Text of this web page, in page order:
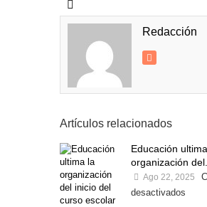
Redacción
Artículos relacionados
Educación
organización del...
Ago 22, 2025
desactivados